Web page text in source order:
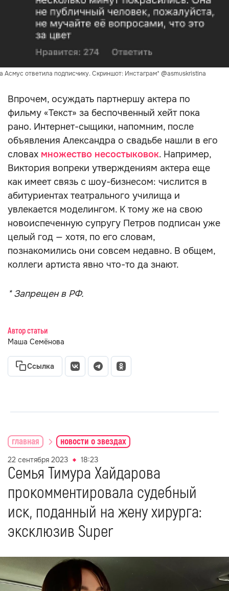
Асмус ответила подписчику. Скриншот: Инстаграм* @asmuskristina
Впрочем, осуждать партнершу актера по
фильму «Текст» за беспочвенный хейт пока
рано. Интернет-сыщики, напомним, после
объявления Александра о свадьбе нашли в его
словах множество несостыковок. Например,
Виктория вопреки утверждениям актера еще
как имеет связь с шоу-бизнесом: числится в
абитуриентах театрального училища и
увлекается моделингом. К тому же на свою
новоиспеченную супругу Петров подписан уже
целый год — хотя, по его словам,
познакомились они совсем недавно. В общем,
коллеги артиста явно что-то да знают.
* Запрещен в РФ.
Автор статьи
Маша Семёнова
Ссылка
главная новости о звездах
22 сентября 2023 18:23
Семья Тимура Хайдарова
прокомментировала судебный
иск, поданный на жену хирурга:
эксклюзив Super